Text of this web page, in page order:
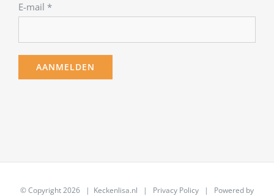
E-mail *
© Copyright2026 | Keckenlisa.nl | Privacy Policy | Powered by